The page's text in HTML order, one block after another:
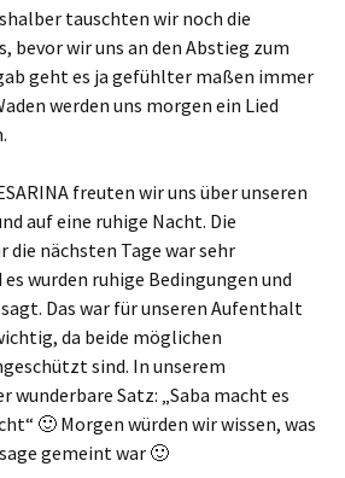
tauschten wir noch die
bevor wir uns an den Abstieg zum
geht es ja gefühlter maßen immer
werden uns morgen ein Lied
freuten wir uns über unseren
auf eine ruhige Nacht. Die
nächsten Tage war sehr
wurden ruhige Bedingungen und
Das war für unseren Aufenthalt
da beide möglichen
sind. In unserem
wunderbare Satz: „Saba macht es
🙂 Morgen würden wir wissen, was
gemeint war 🙂